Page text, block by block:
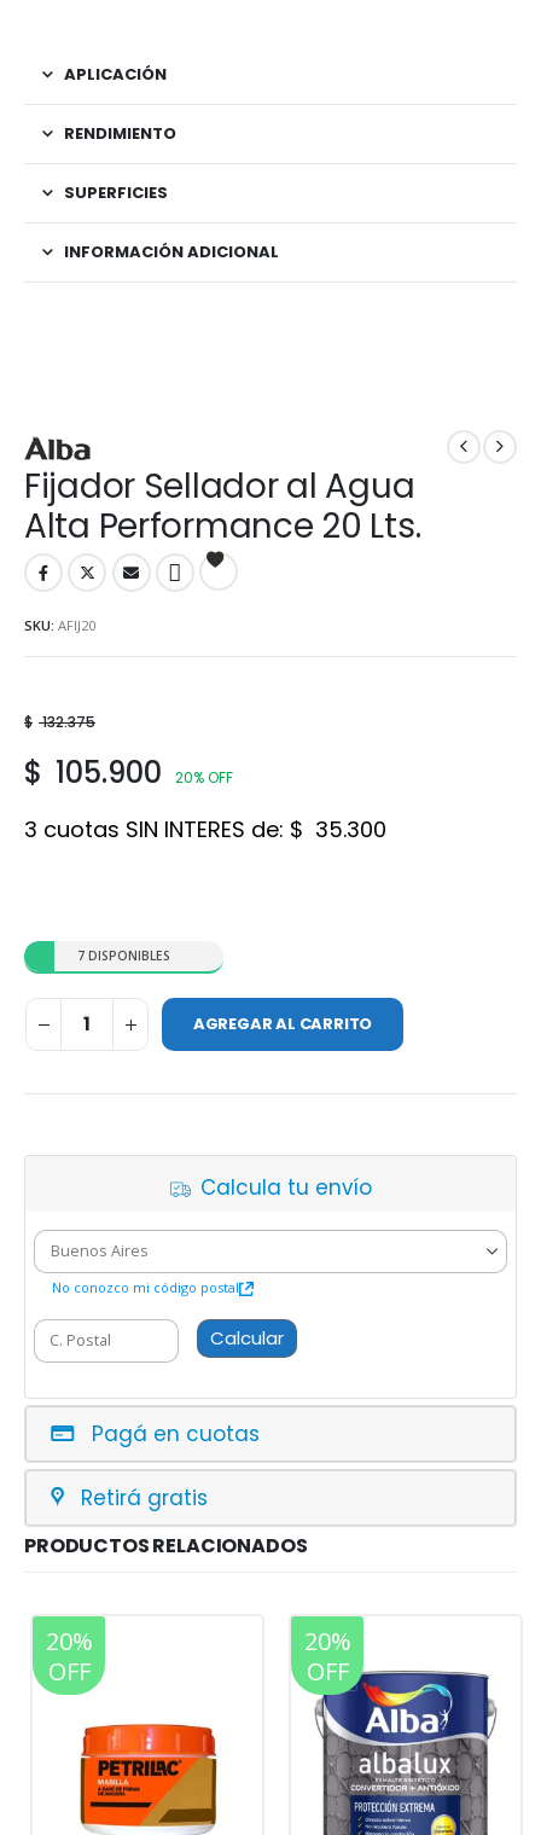
APLICACIÓN
RENDIMIENTO
SUPERFICIES
INFORMACIÓN ADICIONAL
Fijador Sellador al Agua
Alta Performance 20 Lts.
SKU: AFIJ20
$ 132.375
$ 105.900 20% OFF
3 cuotas SIN INTERES de: $ 35.300
7 DISPONIBLES
AGREGAR AL CARRITO
Calcula tu envío
No conozco mi código postal
Calcular
Pagá en cuotas
Retirá gratis
PRODUCTOS RELACIONADOS
20%
OFF
20%
OFF